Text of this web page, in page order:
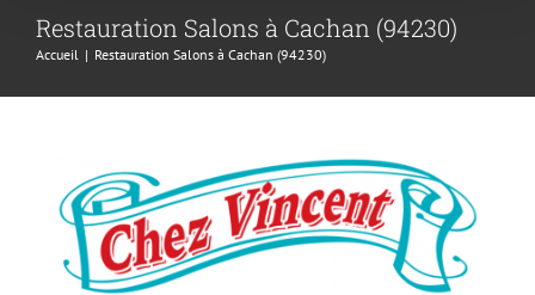
Restauration Salons à Cachan (94230)
Accueil | Restauration Salons à Cachan (94230)